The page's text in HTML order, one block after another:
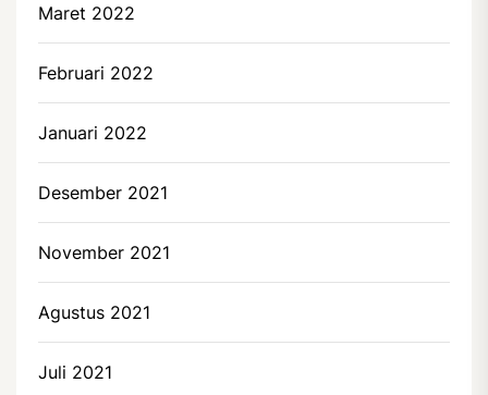
Maret 2022
Februari 2022
Januari 2022
Desember 2021
November 2021
Agustus 2021
Juli 2021